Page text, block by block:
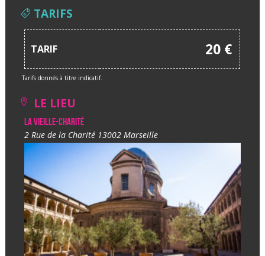
TARIFS
TARIF 20 €
Tarifs donnés à titre indicatif.
LE LIEU
La Vieille-Charité
2 Rue de la Charité 13002 Marseille